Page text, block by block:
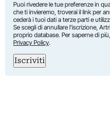
Puoi rivedere le tue preferenze in
che ti invieremo, troverai il link per
cederà i tuoi dati a terze parti e
Se scegli di annullare l’iscrizione,
proprio database. Per saperne di
Privacy Policy.
Iscriviti